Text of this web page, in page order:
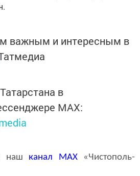
важным и интересным в
в
MАХ:
наш канал MAX«Чистополь-